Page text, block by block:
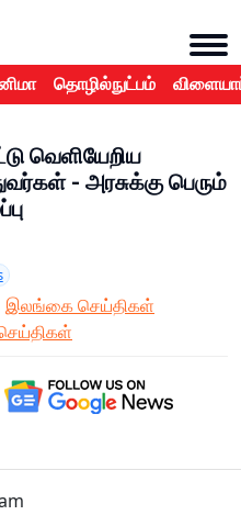
தொழில்நுட்பம்
வெளியேறிய
- அரசுக்கு பெரும்
இலங்கை செய்திகள்